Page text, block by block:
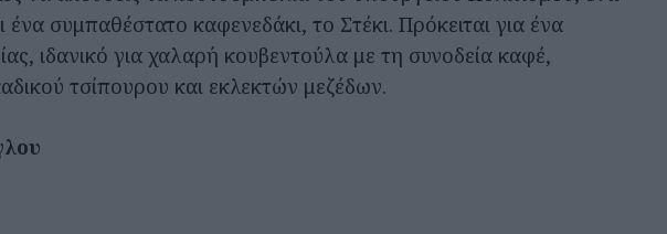
ένα συμπαθέστατο καφενεδάκι, το Στέκι. Πρόκειται για ένα
ιδανικό για χαλαρή κουβεντούλα με τη συνοδεία καφέ,
τσίπουρου και εκλεκτών μεζέδων.